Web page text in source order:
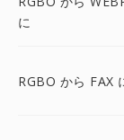
に
RGBO から FAX